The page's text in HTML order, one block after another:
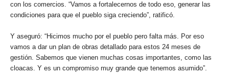
con los comercios. “Vamos a fortalecernos de todo eso, generar las
condiciones para que el pueblo siga creciendo”, ratificó.
Y aseguró: “Hicimos mucho por el pueblo pero falta más. Por eso
vamos a dar un plan de obras detallado para estos 24 meses de
gestión. Sabemos que vienen muchas cosas importantes, como las
cloacas. Y es un compromiso muy grande que tenemos asumido”.